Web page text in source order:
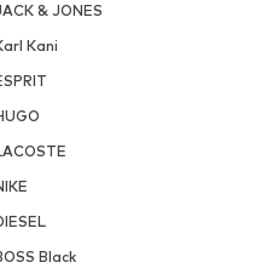
& JONES
Kani
Black